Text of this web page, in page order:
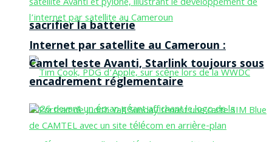
sacrifier la batterie
Internet par satellite au Cameroun :
Camtel teste Avanti, Starlink toujours sous
encadrement réglementaire